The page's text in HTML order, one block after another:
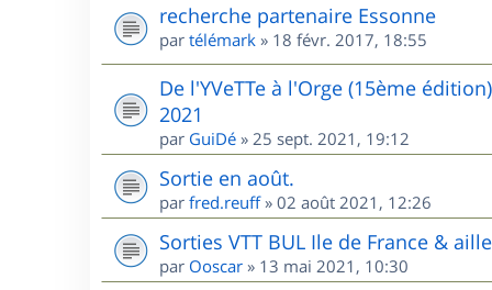
recherche partenaire Essonne
par télémark » 18 févr. 2017, 18:55
De l'YVeTTe à l'Orge (15ème
2021
par GuiDé » 25 sept. 2021, 19:12
Sortie en août.
par fred.reuff» 02 août 2021, 12:26
Sorties VTT BUL Ile de France &
par Ooscar » 13 mai 2021, 10:30